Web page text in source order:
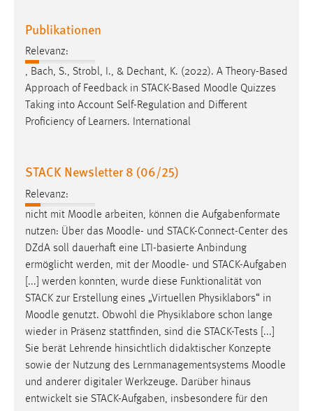
Publikationen
Relevanz:
, Bach, S., Strobl, I., & Dechant, K. (2022). A Theory-Based
Approach of Feedback in STACK-Based Moodle Quizzes
Taking into Account Self-Regulation and Different
Proficiency of Learners. International
STACK Newsletter 8 (06/25)
Relevanz:
nicht mit Moodle arbeiten, können die Aufgabenformate
nutzen: Über das Moodle- und STACK-Connect-Center des
DZdA soll dauerhaft eine LTI-basierte Anbindung
ermöglicht werden, mit der Moodle- und STACK-Aufgaben
[...] werden konnten, wurde diese Funktionalität von
STACK zur Erstellung eines „Virtuellen Physiklabors“ in
Moodle genutzt. Obwohl die Physiklabore schon lange
wieder in Präsenz stattfinden, sind die STACK-Tests [...]
Sie berät Lehrende hinsichtlich didaktischer Konzepte
sowie der Nutzung des Lernmanagementsystems Moodle
und anderer digitaler Werkzeuge. Darüber hinaus
entwickelt sie STACK-Aufgaben, insbesondere für den